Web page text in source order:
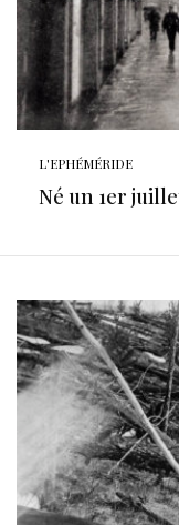
L'EPHÉMÉRIDE
Né un 1er